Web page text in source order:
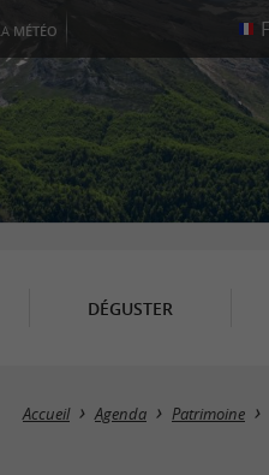
MÉTÉO
DÉGUSTER
Accueil Agenda Patrimoine